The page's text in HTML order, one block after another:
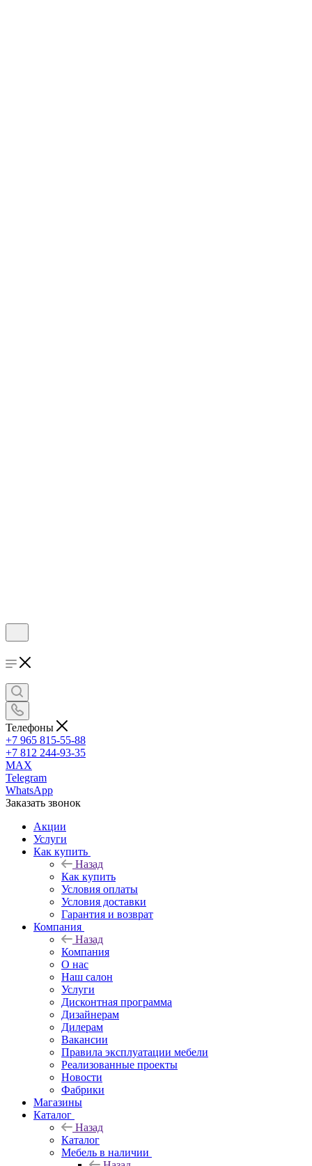
Телефоны
+7 965 815-55-88
+7 812 244-93-35
MAX
Telegram
WhatsApp
Заказать звонок
Акции
Услуги
Как купить
Назад
Как купить
Условия оплаты
Условия доставки
Гарантия и возврат
Компания
Назад
Компания
О нас
Наш салон
Услуги
Дисконтная программа
Дизайнерам
Дилерам
Вакансии
Правила эксплуатации мебели
Реализованные проекты
Новости
Фабрики
Магазины
Каталог
Назад
Каталог
Мебель в наличии